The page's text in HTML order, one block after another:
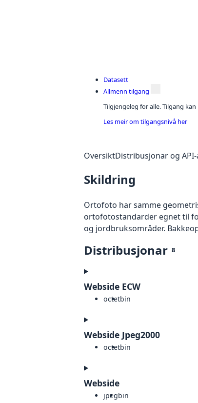
Datasett
Allmenn tilgang
Tilgjengeleg for alle. Tilgang
Les meir om tilgangsnivå her
OversiktDistribusjonar og
Skildring
Ortofoto har samme
ortofotostandarder egnet til
og jordbruksområder.
Distribusjonar 8
Webside ECW
octetbin
Webside Jpeg2000
octetbin
Webside
jpegbin